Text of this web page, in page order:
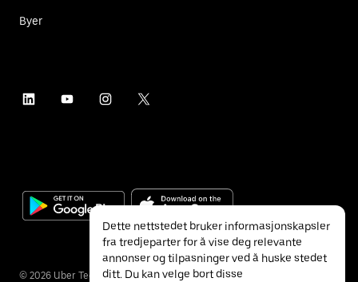
Byer
© 2026 Uber Technologies Inc.
Dette nettstedet bruker informasjonskapsler
fra tredjeparter for å vise deg relevante
annonser og tilpasninger ved å huske stedet
ditt. Du kan velge bort disse